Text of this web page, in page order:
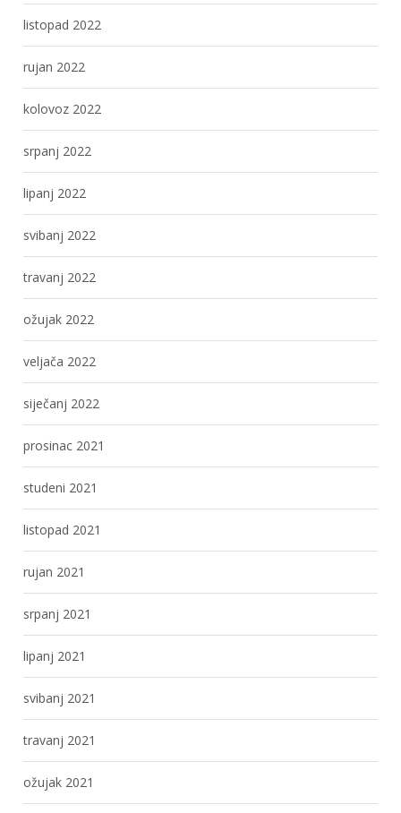
listopad 2022
rujan 2022
kolovoz 2022
srpanj 2022
lipanj 2022
svibanj 2022
travanj 2022
ožujak 2022
veljača 2022
siječanj 2022
prosinac 2021
studeni 2021
listopad 2021
rujan 2021
srpanj 2021
lipanj 2021
svibanj 2021
travanj 2021
ožujak 2021